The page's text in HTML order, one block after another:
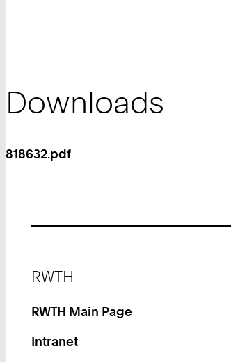
Downloads
818632.pdf
RWTH
RWTH Main Page
Intranet